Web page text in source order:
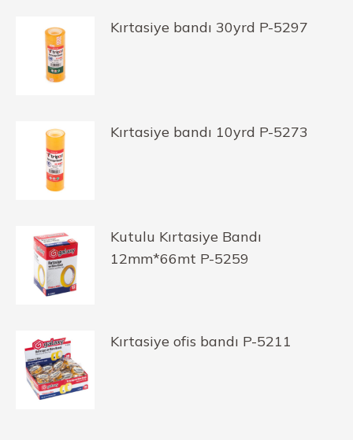
Kırtasiye bandı 30yrd P-5297
Kırtasiye bandı 10yrd P-5273
Kutulu Kırtasiye Bandı
12mm*66mt P-5259
Kırtasiye ofis bandı P-5211